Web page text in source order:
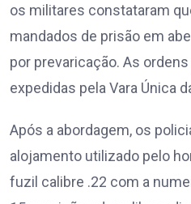
os militares constataram
mandados de prisão em
por prevaricação. As
expedidas pela Vara Única
Após a abordagem, os
alojamento utilizado pelo
fuzil calibre .22 com a